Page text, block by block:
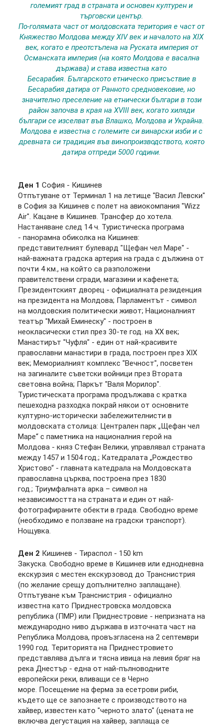
големият град в страната и основен културен и
търговски център.
По-голямата част от молдовската територия е част от
Княжество Молдова между XIV век и началото на XIX
век, когато e преотстъпена на Руската империя от
Османската империя (на която Молдова е васална
държава) и става известна като
Бесарабия. Българското етническо присъствие в
Бесарабия датира от Pанното cредновековие, нo
значително преселение на етнически българи в този
район започва в края на XVIII век, когато хиляди
българи се изселват във Влашко, Молдова и Украйна.
Молдова е известна с големите си винарски изби и с
древната си традиция във винопроизводството, която
датира отпреди 5000 години.
Ден 1 София - Кишинев
Отпътуване от Терминал 1 на летище "Васил Левски"
в София за Кишинев с полет на авиокомпания "Wizz
Аir". Кацане в Кишинев. Трансфер до хотела.
Настаняване след 14 ч. Туристическа програма
- панорамна обиколка на Кишинев:
представителният булевард "Щефан чел Маре" -
най-важната градска артерия на града с дължина от
почти 4 км., на който са разположени
правителствени сгради, магазини и кафенета;
Президентският дворец - официалната резиденция
на президента на Молдова; Парламентът - символ
на молдовския политически живот; Националният
театър "Михай Еминеску" - построен в
неокласически стил през 30-те год. на XX век;
Манастирът "Чуфля" - един от най-красивите
православни манастири в града, построен през XIX
век; Мемориалният комплекс "Вечност", посветен
на загиналите съветски войници през Втората
световна война; Паркът "Валя Морилор".
Туристическата програма продължава с кратка
пешеходна разходка покрай някои от основните
културно-исторически забележителнисти в
молдовската столица: Централен парк „Щефан чел
Маре“ с паметника на националния герой на
Молдова - княз Стефан Велики, управлявал страната
между 1457 и 1504 год.; Катедралата „Рождество
Христово“ - главната катедрала на Молдовската
православна църква, построена през 1830
год.; Триумфалната арка – символ на
независимостта на страната и един от най-
фотографираните обекти в града. Свободно време
(необходимо е ползване на градски транспорт).
Нощувка.
Ден 2 Кишинев - Тираспол - 150 km
Закуска. Свободно време в Кишинев или еднодневна
екскурзия с местен екскурзовод до Транснистрия
(по желание срещу допълнително заплащане).
Отпътуване към Транснистрия - официално
известна като Приднестровска молдовска
република (ПМР) или Приднестровие - непризната на
международно ниво държава в източната част на
Република Молдова, провъзгласена на 2 септември
1990 год. Територията на Приднестровието
представлява дълга и тясна ивица на левия бряг на
река Днестър - една от най-пълноводните
европейски реки, вливащи се в Черно
море. Посещение на ферма за есетрови риби,
където ще се запознаете с производството на
хайвер, известен като "черното злато" (цената не
включва дегустация на хайвер, заплаща се